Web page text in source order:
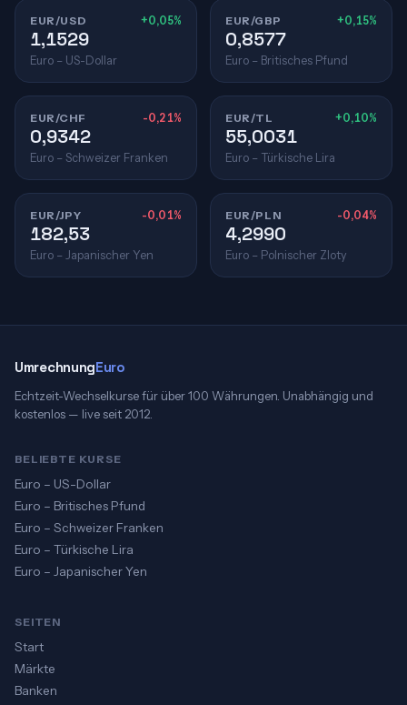
EUR/USD +0,05%
1,1529
Euro – US-Dollar
EUR/GBP +0,15%
0,8577
Euro – Britisches Pfund
EUR/CHF -0,21%
0,9342
Euro – Schweizer Franken
EUR/TL +0,10%
55,0031
Euro – Türkische Lira
EUR/JPY -0,01%
182,53
Euro – Japanischer Yen
EUR/PLN -0,04%
4,2990
Euro – Polnischer Zloty
UmrechnungEuro
Echtzeit-Wechselkurse für über 100 Währungen. Unabhängig und
kostenlos — live seit 2012.
BELIEBTE KURSE
Euro – US-Dollar
Euro – Britisches Pfund
Euro – Schweizer Franken
Euro – Türkische Lira
Euro – Japanischer Yen
SEITEN
Start
Märkte
Banken